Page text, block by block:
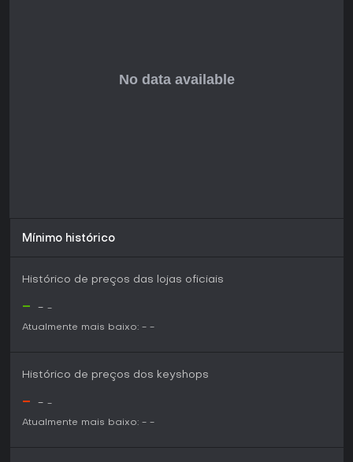
Cells. A liberdade para definir a ordem dos sindicatos traz
Mínimo histórico
Histórico de preços das lojas oficiais
- - -
Atualmente mais baixo: - -
Histórico de preços dos keyshops
- - -
Atualmente mais baixo: - -